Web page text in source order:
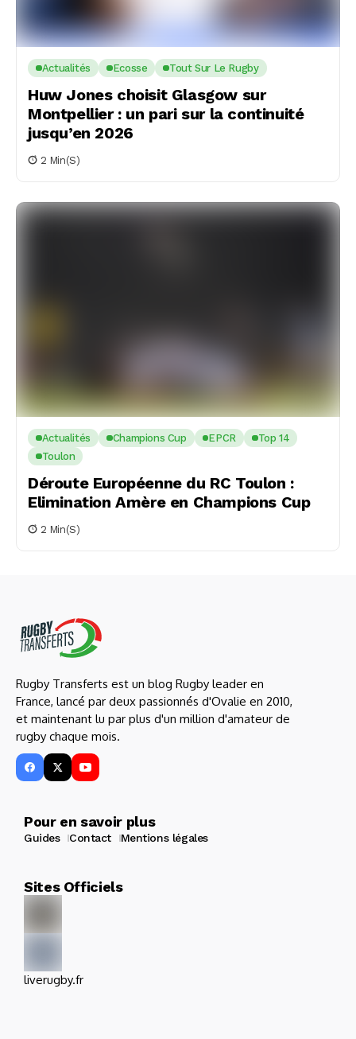
Actualités Ecosse Tout Sur Le Rugby
Huw Jones choisit Glasgow sur
Montpellier : un pari sur la continuité
jusqu’en 2026
2 Min(s)
Actualités Champions Cup EPCR
Top 14
Toulon
Déroute Européenne du RC Toulon :
Elimination Amère en Champions Cup
2 Min(s)
Rugby Transferts est un blog Rugby leader en
France, lancé par deux passionnés d'Ovalie en 2010,
et maintenant lu par plus d'un million d'amateur de
rugby chaque mois.
Pour en savoir plus
Guides Contact Mentions légales
Sites Officiels
liverugby.fr